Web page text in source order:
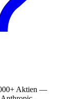
Aktien —